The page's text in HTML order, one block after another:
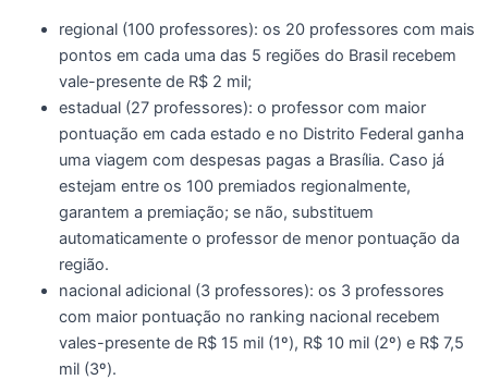
regional (100 professores): os 20 professores com mais
pontos em cada uma das 5 regiões do Brasil recebem
vale-presente de R$ 2 mil;
estadual (27 professores): o professor com maior
pontuação em cada estado e no Distrito Federal ganha
uma viagem com despesas pagas a Brasília. Caso já
estejam entre os 100 premiados regionalmente,
garantem a premiação; se não, substituem
automaticamente o professor de menor pontuação da
região.
nacional adicional (3 professores): os 3 professores
com maior pontuação no ranking nacional recebem
vales-presente de R$ 15 mil (1º), R$ 10 mil (2º) e R$ 7,5
mil (3º).